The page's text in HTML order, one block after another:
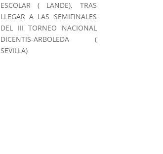
ESCOLAR ( LANDE), TRAS
LLEGAR A LAS SEMIFINALES
DEL III TORNEO NACIONAL
DICENTIS-ARBOLEDA (
SEVILLA)